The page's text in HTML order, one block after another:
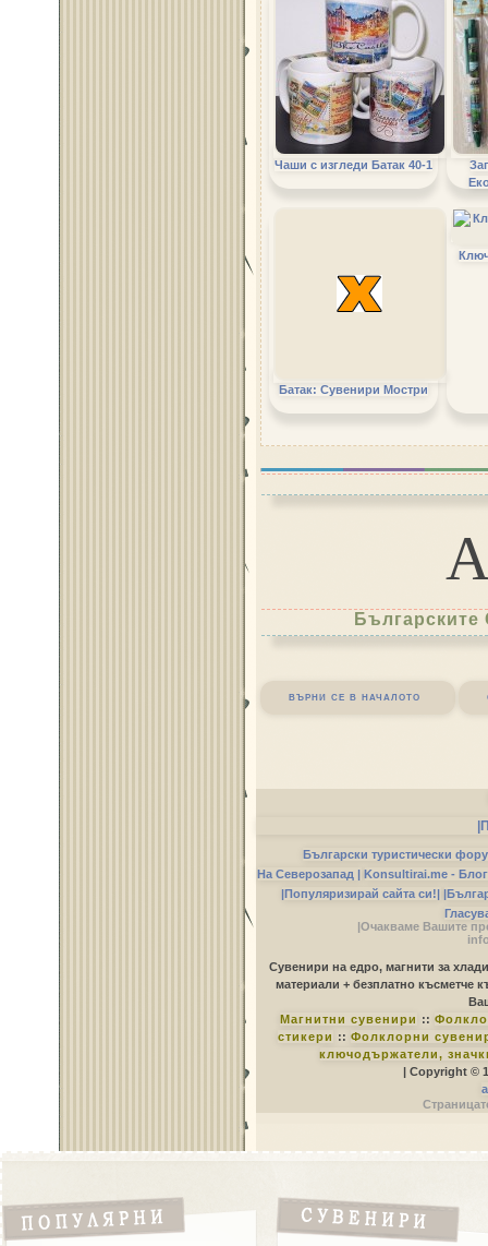
Чаши с изгледи Батак 40-1
Батак: Сувенири Мостри
върни се в началото
Български туристически
На Северозапад | Konsultirai.me -
|Популяризирай сайта си!|
|Очакваме Вашите
Сувенири на едро, магнити за
материали + безплатно късметче
Магнитни сувенири ::
стикери :: Фолклорни
ключодържатели,
| Copyright ©